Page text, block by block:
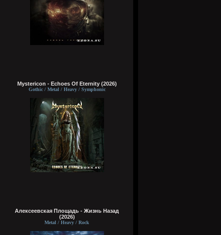
Mystericon - Echoes Of Eternity (2026)
Gothic / Metal / Heavy / Symphonic
Алексеевская Площадь - Жизнь Назад
(2026)
Metal / Heavy / Rock